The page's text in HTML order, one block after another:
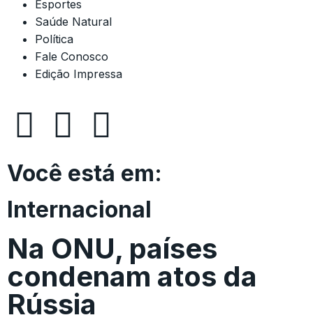
Esportes
Saúde Natural
Política
Fale Conosco
Edição Impressa
Você está em:
Internacional
Na ONU, países
condenam atos da
Rússia